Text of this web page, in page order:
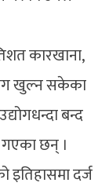
कारखाना,
खुल्न सकेका
बन्द
छन् ।
इतिहासमा दर्ज